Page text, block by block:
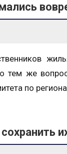
тем же
по